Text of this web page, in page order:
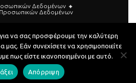
Δεδομένων
Προσωπικών Δεδομένων
Projects
να σας προσφέρουμε την καλύτερη
μας. Εάν συνεχίσετε να χρησιμοποιείτε
πως είστε ικανοποιημένοι με αυτό.
Απόρριψη